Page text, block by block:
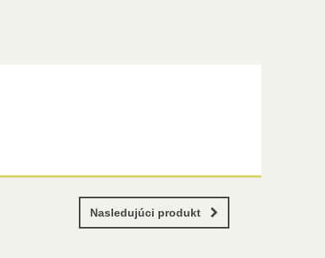
Nasledujúci produkt